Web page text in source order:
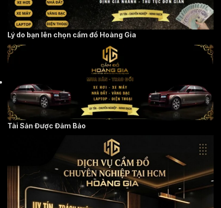
Lý do bạn lên chọn cầm đồ Hoàng Gia
Tài Sản Được Đảm Bảo